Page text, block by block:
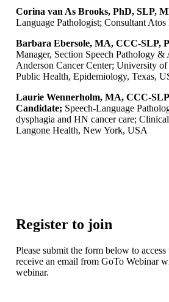
Corina van As Brooks, PhD, SLP,
Language Pathologist; Consultant Atos
Barbara Ebersole, MA, CCC-SLP,
Manager, Section Speech Pathology
Anderson Cancer Center; University
Public Health, Epidemiology, Texas,
Laurie Wennerholm, MA, CCC-
Candidate; Speech-Language
dysphagia and HN cancer care;
Langone Health, New York, USA
Register to join
Please submit the form below to
receive an email from GoTo Webinar
webinar.